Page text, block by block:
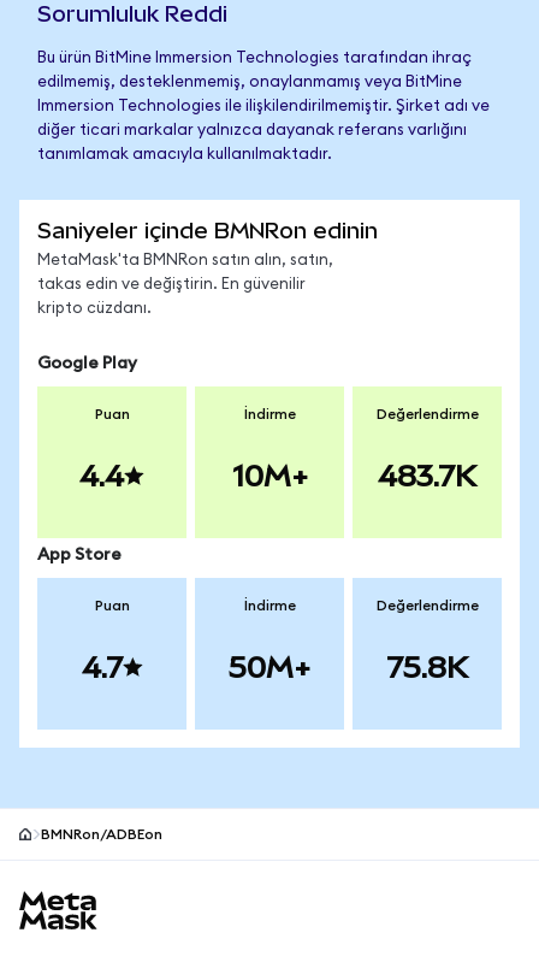
Sorumluluk Reddi
Bu ürün BitMine Immersion Technologies tarafından ihraç
edilmemiş, desteklenmemiş, onaylanmamış veya BitMine
Immersion Technologies ile ilişkilendirilmemiştir. Şirket adı ve
diğer ticari markalar yalnızca dayanak referans varlığını
tanımlamak amacıyla kullanılmaktadır.
Saniyeler içinde BMNRon edinin
MetaMask'ta BMNRon satın alın, satın,
takas edin ve değiştirin. En güvenilir
kripto cüzdanı.
Google Play
Puan
4.4
İndirme
10M+
Değerlendirme
483.7K
App Store
Puan
4.7
İndirme
50M+
Değerlendirme
75.8K
BMNRon/ADBEon